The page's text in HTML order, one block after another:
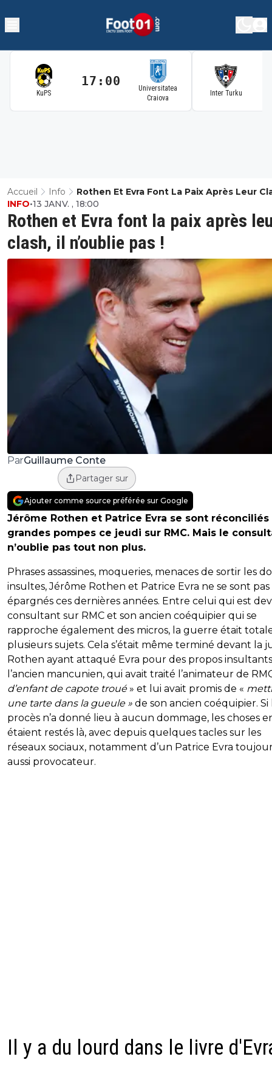
KuPS
17:00
Universitatea
Craiova
Inter Turku
Accueil Info
Rothen Et Evra Font La Paix Après Leur
N’oublie Pas !
Rothen et Evra font la paix après
clash, il n’oublie pas !
INFO•13 JANV. , 18:00
ParGuillaume Conte
Partager sur
Ajouter comme source préférée sur Google
Jérôme Rothen et Patrice Evra se sont réconciliés
grandes pompes ce jeudi sur RMC. Mais le
n’oublie pas tout non plus.
Phrases assassines, moqueries, menaces de sortir les
insultes, Jérôme Rothen et Patrice Evra ne se sont pas
épargnés ces dernières années. Entre celui qui est
consultant sur RMC et son ancien coéquipier qui se
rapproche également des micros, la guerre était
plusieurs sujets. Cela s’était même terminé devant la
Rothen ayant attaqué Evra pour des propos
l’ancien mancunien, qui avait traité l’animateur de
d’enfant de capote troué» et lui avait promis de «
une tarte dans la gueule » de son ancien coéquipier. Si
procès n’a donné lieu à aucun dommage, les choses
étaient restés là, avec depuis quelques tacles sur les
réseaux sociaux, notamment d’un Patrice Evra
aussi provocateur.
Il y a du lourd dans le livre